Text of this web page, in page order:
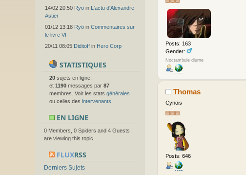
14/02 20:50 Ryō in L'actu d'Alexandre
Astier
01/12 13:18 Ryō in Commentaires sur
le livre VI
20/11 08:05 Diditoff in Hero Corp
STATISTIQUES
20 sujets en ligne,
et 1190 messages par 87
membres. Voir les stats générales
ou celles des intervenants
EN LIGNE
0 Members, 0 Spiders and 4 Guests
are viewing this topic.
FLUXRSS
Derniers Sujets
Posts: 163
Gender:
Noctambule diurne
Thomas
Cynois
Posts: 646